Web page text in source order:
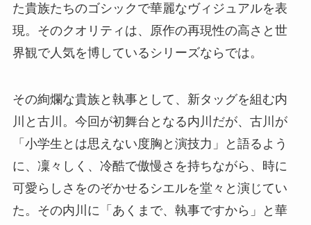
た貴族たちのゴシックで華麗なヴィジュアルを表
現。そのクオリティは、原作の再現性の高さと世
界観で人気を博しているシリーズならでは。
その絢爛な貴族と執事として、新タッグを組む内
川と古川。今回が初舞台となる内川だが、古川が
「小学生とは思えない度胸と演技力」と語るよう
に、凜々しく、冷酷で傲慢さを持ちながら、時に
可愛らしさをのぞかせるシエルを堂々と演じてい
た。その内川に「あくまで、執事ですから」と華